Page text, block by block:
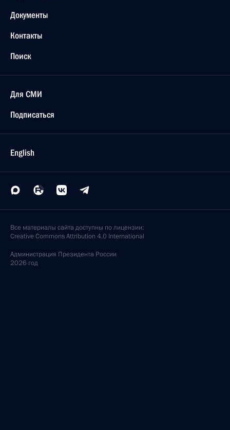
Документы
Контакты
Поиск
Для СМИ
Подписаться
English
Все материалы сайта доступны по лицензии:
Creative Commons Attribution 4.0 International
Администрация Президента России
2026 год